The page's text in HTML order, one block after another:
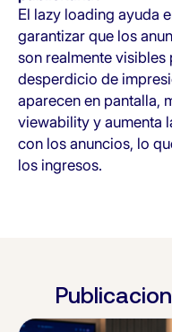
El lazy loading ayuda
garantizar que los
son realmente visibles
desperdicio de
aparecen en pantalla,
viewability y aumenta
con los anuncios, lo
los ingresos.